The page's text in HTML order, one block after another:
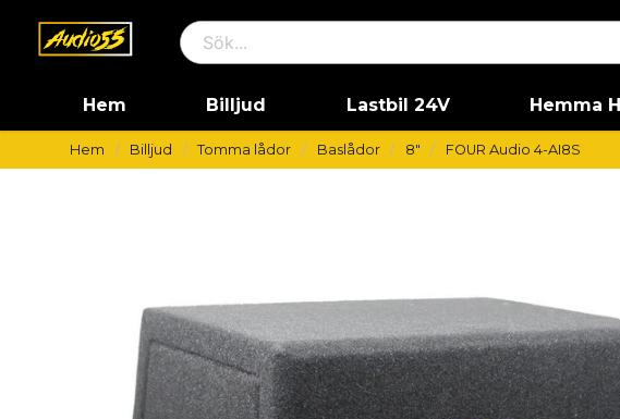
Hem Billjud Lastbil 24V Hemma
Hem Billjud Tomma lådor Baslådor 8" FOUR Audio 4-AI8S